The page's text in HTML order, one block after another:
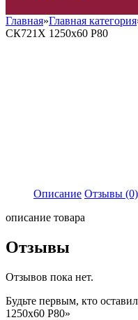
Главная»Главная категория
СК721Х 1250х60 P80
Описание Отзывы (0)
описание товара
Отзывы
Отзывов пока нет.
Будьте первым, кто
1250х60 P80»